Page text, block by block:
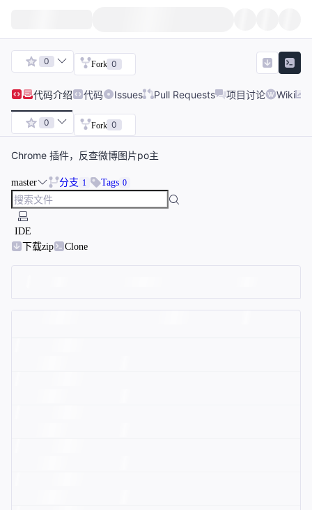
0 Fork 0
代码介绍 代码 Issues Pull Requests 项目讨论 Wiki
0 Fork 0
Chrome 插件，反查微博图片po主
master 分支 1 Tags 0
IDE
下载zip
Clone